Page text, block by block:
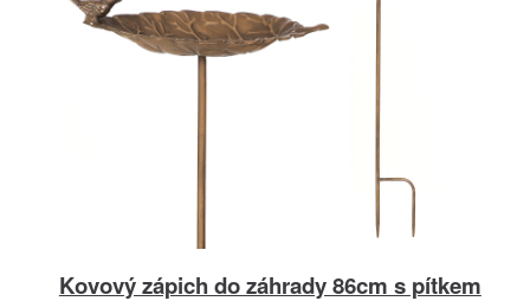
Kovový zápich do záhrady 86cm s pítkem